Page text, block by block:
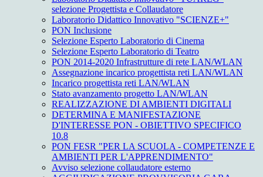
selezione Progettista e Collaudatore
Laboratorio Didattico Innovativo "SCIENZE+"
PON Inclusione
Selezione Esperto Laboratorio di Cinema
Selezione Esperto Laboratorio di Teatro
PON 2014-2020 Infrastrutture di rete LAN/WLAN
Assegnazione incarico progettista reti LAN/WLAN
Incarico progettista reti LAN/WLAN
Stato avanzamento progetto LAN/WLAN
REALIZZAZIONE DI AMBIENTI DIGITALI
DETERMINA E MANIFESTAZIONE
D'INTERESSE PON - OBIETTIVO SPECIFICO
10.8
PON FESR "PER LA SCUOLA - COMPETENZE E
AMBIENTI PER L'APPRENDIMENTO"
Avviso selezione collaudatore esterno